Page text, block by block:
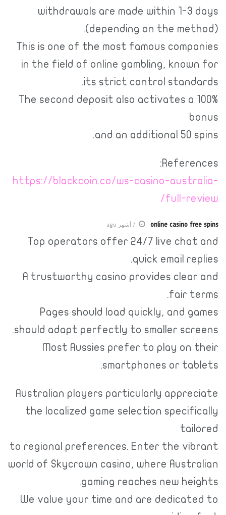
withdrawals are made within 1-3 days
(depending on the method).
This is one of the most famous companies
in the field of online gambling, known for
its strict control standards.
The second deposit also activates a 100%
bonus
and an additional 50 spins.
References:
https://blackcoin.co/ws-casino-australia-
full-review/
online casino free spins 7 أشهر ago
Top operators offer 24/7 live chat and
quick email replies.
A trustworthy casino provides clear and
fair terms.
Pages should load quickly, and games
should adapt perfectly to smaller screens.
Most Aussies prefer to play on their
smartphones or tablets.
Australian players particularly appreciate
the localized game selection specifically
tailored
to regional preferences. Enter the vibrant
world of Skycrown casino, where Australian
gaming reaches new heights.
We value your time and are dedicated to